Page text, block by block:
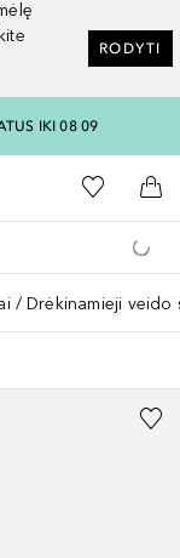
RODYTI
IKI 08 09
pagrindinį
Į mano
Į
Drėkinamieji veido